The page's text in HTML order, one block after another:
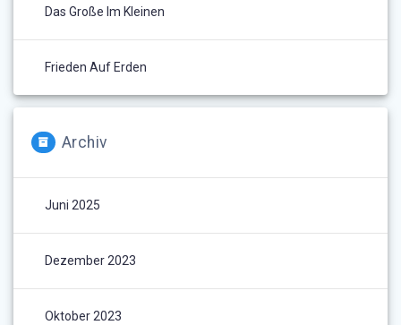
Das Große Im Kleinen
Frieden Auf Erden
Archiv
Juni 2025
Dezember 2023
Oktober 2023